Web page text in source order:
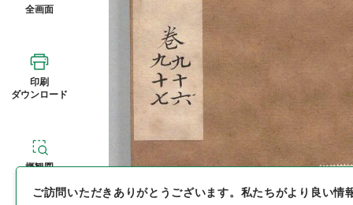
全画面
印刷
ダウンロード
概観図
ご訪問いただきありがとうございます。 私たちがより良い情